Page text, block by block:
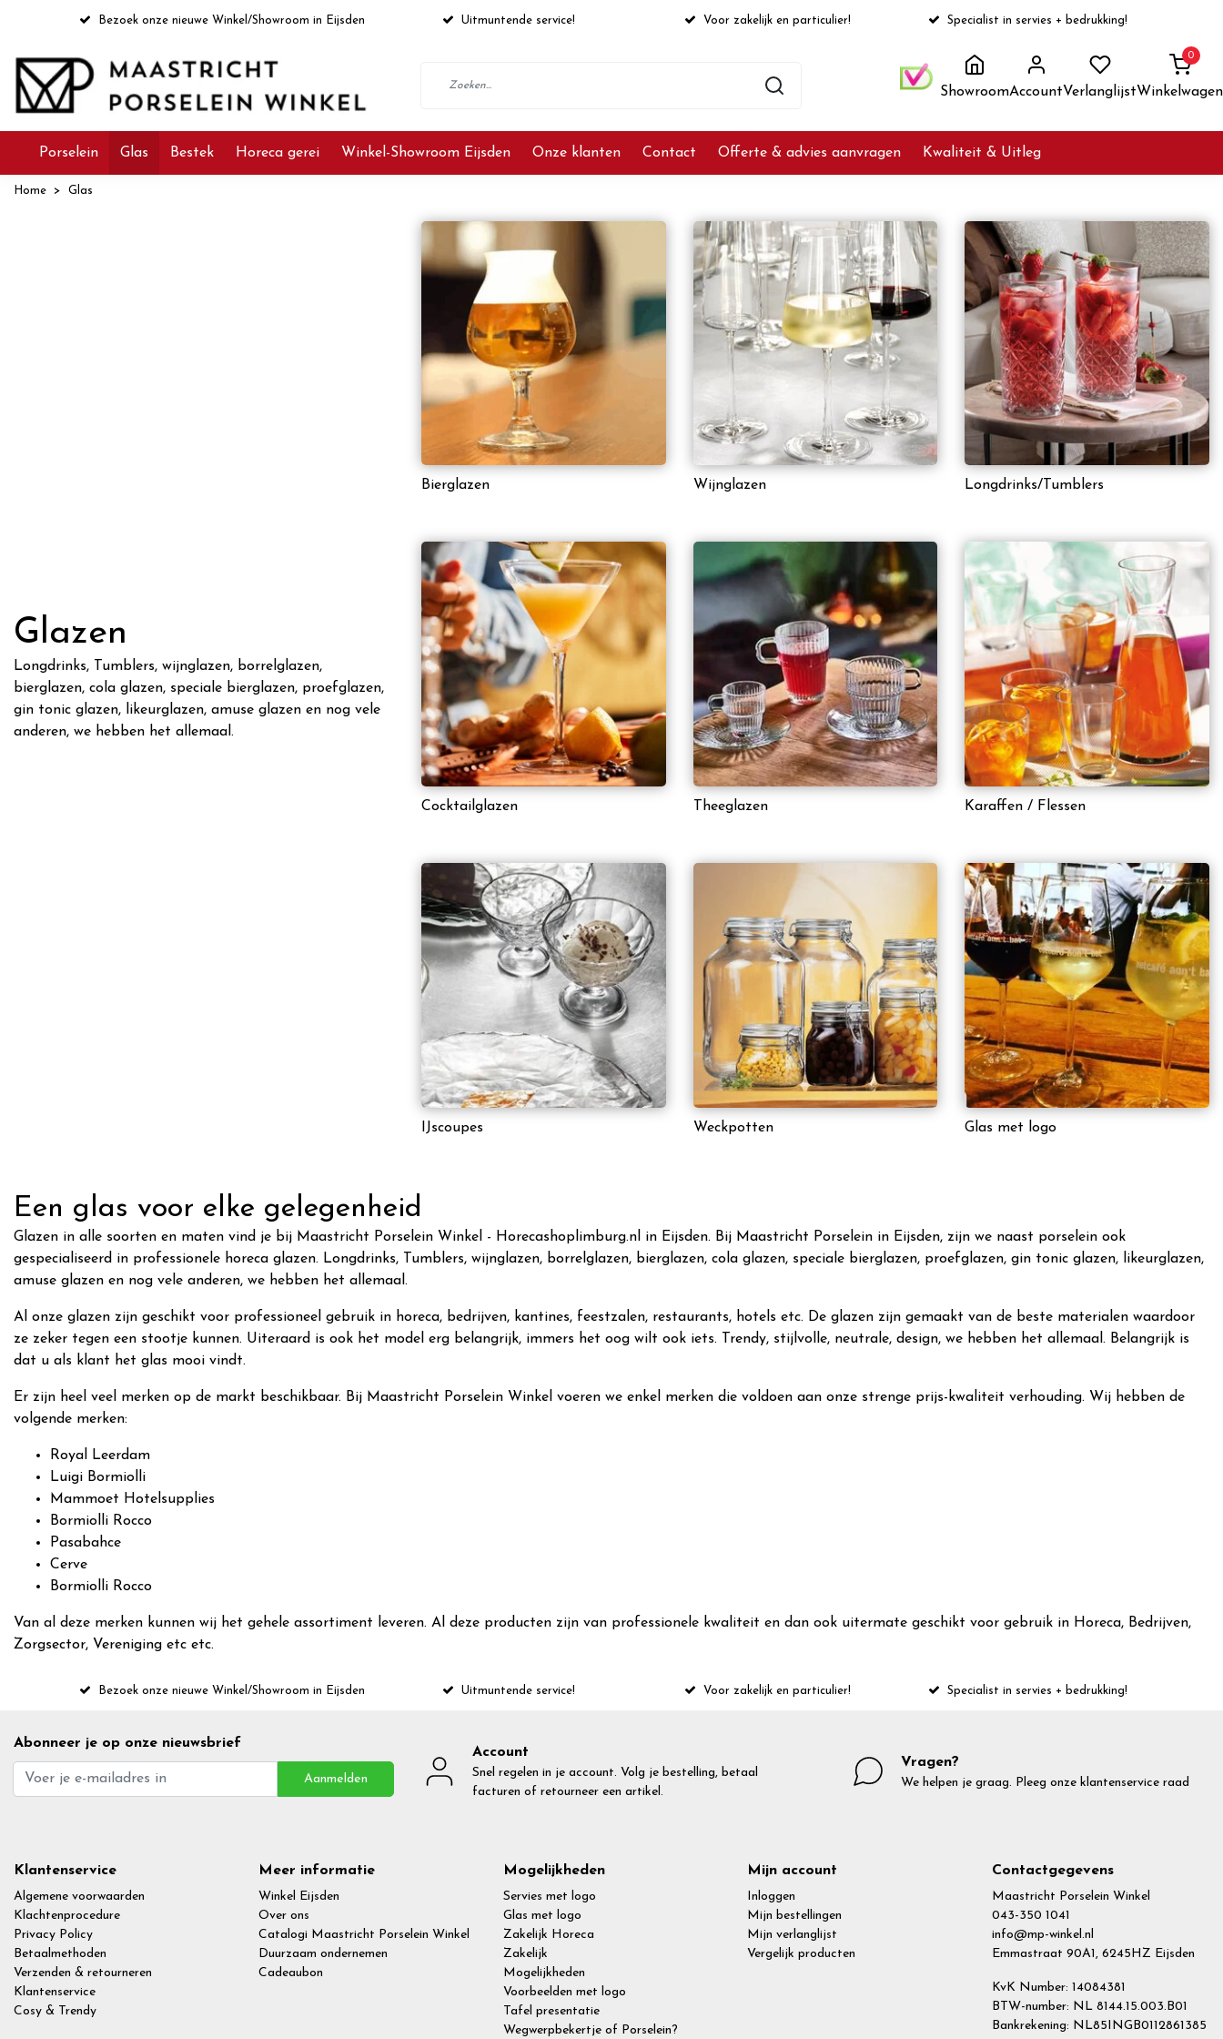
Bezoek onze nieuwe Winkel/Showroom in Eijsden Uitmuntende service! Voor zakelijk en particulier! Specialist in servies + bedrukking!
ShowroomAccountVerlanglijst
0
Winkelwagen
Porselein Glas Bestek Horeca gerei Winkel-Showroom Eijsden Onze klanten Contact Offerte & advies aanvragen Kwaliteit & Uitleg
Home Glas
Glazen
Longdrinks, Tumblers, wijnglazen, borrelglazen,
bierglazen, cola glazen, speciale bierglazen, proefglazen,
gin tonic glazen, likeurglazen, amuse glazen en nog vele
anderen, we hebben het allemaal.
Bierglazen Wijnglazen Longdrinks/Tumblers
Cocktailglazen Theeglazen Karaffen / Flessen
IJscoupes Weckpotten Glas met logo
Een glas voor elke gelegenheid
Glazen in alle soorten en maten vind je bij Maastricht Porselein Winkel - Horecashoplimburg.nl in Eijsden. Bij Maastricht Porselein in Eijsden, zijn we naast porselein ook
gespecialiseerd in professionele horeca glazen. Longdrinks, Tumblers, wijnglazen, borrelglazen, bierglazen, cola glazen, speciale bierglazen, proefglazen, gin tonic glazen, likeurglazen,
amuse glazen en nog vele anderen, we hebben het allemaal.
Al onze glazen zijn geschikt voor professioneel gebruik in horeca, bedrijven, kantines, feestzalen, restaurants, hotels etc. De glazen zijn gemaakt van de beste materialen waardoor
ze zeker tegen een stootje kunnen. Uiteraard is ook het model erg belangrijk, immers het oog wilt ook iets. Trendy, stijlvolle, neutrale, design, we hebben het allemaal. Belangrijk is
dat u als klant het glas mooi vindt.
Er zijn heel veel merken op de markt beschikbaar. Bij Maastricht Porselein Winkel voeren we enkel merken die voldoen aan onze strenge prijs-kwaliteit verhouding. Wij hebben de
volgende merken:
Royal Leerdam
Luigi Bormiolli
Mammoet Hotelsupplies
Bormiolli Rocco
Pasabahce
Cerve
Bormiolli Rocco
Van al deze merken kunnen wij het gehele assortiment leveren. Al deze producten zijn van professionele kwaliteit en dan ook uitermate geschikt voor gebruik in Horeca, Bedrijven,
Zorgsector, Vereniging etc etc.
Bezoek onze nieuwe Winkel/Showroom in Eijsden Uitmuntende service! Voor zakelijk en particulier! Specialist in servies + bedrukking!
Abonneer je op onze nieuwsbrief
Aanmelden
Account
Snel regelen in je account. Volg je bestelling, betaal
facturen of retourneer een artikel.
Vragen?
We helpen je graag. Pleeg onze klantenservice raad
Klantenservice
Algemene voorwaarden
Klachtenprocedure
Privacy Policy
Betaalmethoden
Verzenden & retourneren
Klantenservice
Cosy & Trendy
Meer informatie
Winkel Eijsden
Over ons
Catalogi Maastricht Porselein Winkel
Duurzaam ondernemen
Cadeaubon
Mogelijkheden
Servies met logo
Glas met logo
Zakelijk Horeca
Zakelijk
Mogelijkheden
Voorbeelden met logo
Tafel presentatie
Wegwerpbekertje of Porselein?
Mijn account
Inloggen
Mijn bestellingen
Mijn verlanglijst
Vergelijk producten
Contactgegevens
Maastricht Porselein Winkel
043-350 1041
info@mp-winkel.nl
Emmastraat 90A1, 6245HZ Eijsden
KvK Number: 14084381
BTW-number: NL 8144.15.003.B01
Bankrekening: NL85INGB0112861385